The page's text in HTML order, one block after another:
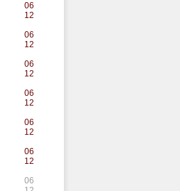
06
12
06
12
06
12
06
12
06
12
06
12
06